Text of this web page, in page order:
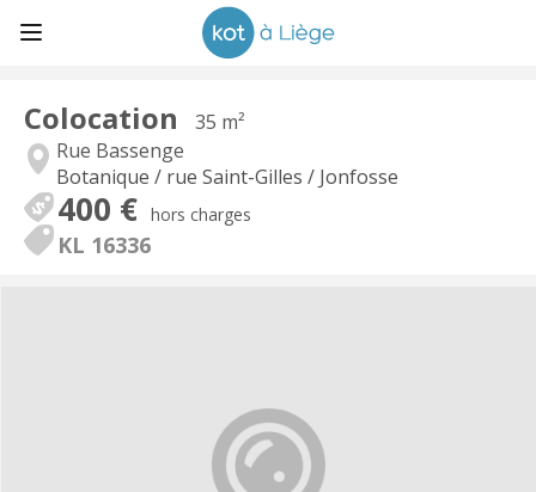
Colocation
35 m²
Rue Bassenge
Botanique / rue Saint-Gilles / Jonfosse
400 € hors charges
KL 16336